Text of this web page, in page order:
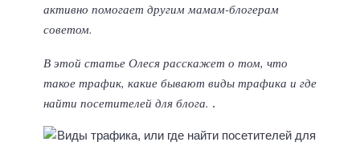
активно помогает другим мамам-блогерам
советом.
В этой статье Олеся расскажет о том, что
такое трафик, какие бывают виды трафика и где
найти посетителей для блога. .